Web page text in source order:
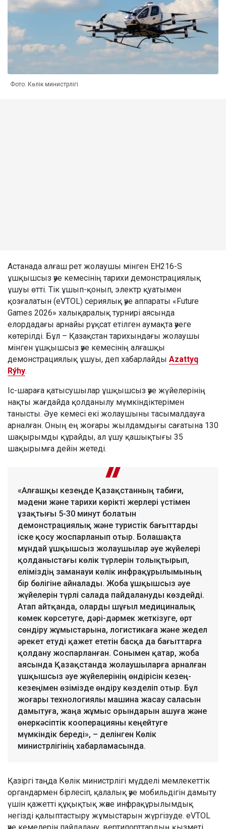
Фото: Көлік министрлігі
Астанада алғаш рет жолаушы мінген EH216-S
ұшқышсыз әуе кемесінің тарихи демонстрациялық
ұшуы өтті. Тік ұшып-қонып, электр қуатымен
қозғалатын (eVTOL) сериялық әуе аппараты «Future
Games 2026» халықаралық турнирі аясында
елордадағы арнайы рұқсат етілген аумақта әуеге
көтерілді. Бұл – Қазақстан тарихындағы жолаушы
мінген ұшқышсыз әуе кемесінің алғашқы
демонстрациялық ұшуы, деп хабарлайды Azattyq
Rýhy.
Іс-шараға қатысушылар ұшқышсыз әуе жүйелерінің
нақты жағдайда қолданылу мүмкіндіктерімен
танысты. Әуе кемесі екі жолаушыны тасымалдауға
арналған. Оның ең жоғары жылдамдығы сағатына 130
шақырымды құрайды, ал ұшу қашықтығы 35
шақырымға дейін жетеді.
«Алғашқы кезеңде Қазақстанның табиғи,
мәдени және тарихи көрікті жерлері үстімен
ұзақтығы 5-30 минут болатын
демонстрациялық және туристік бағыттарды
іске қосу жоспарланып отыр. Болашақта
мұндай ұшқышсыз жолаушылар әуе жүйелері
қолданыстағы көлік түрлерін толықтырып,
еліміздің заманауи көлік инфрақұрылымының
бір бөлігіне айналады. Жоба ұшқышсыз әуе
жүйелерін түрлі салада пайдалануды көздейді.
Атап айтқанда, оларды шұғыл медициналық
көмек көрсетуге, дәрі-дәрмек жеткізуге, өрт
сөндіру жұмыстарына, логистикаға және жедел
әрекет етуді қажет ететін басқа да бағыттарға
қолдану жоспарланған. Сонымен қатар, жоба
аясында Қазақстанда жолаушыларға арналған
ұшқышсыз әуе жүйелерінің өндірісін кезең-
кезеңімен өзімізде өндіру көзделіп отыр. Бұл
жоғары технологиялы машина жасау саласын
дамытуға, жаңа жұмыс орындарын ашуға және
өнеркәсіптік кооперацияны кеңейтуге
мүмкіндік береді», – делінген Көлік
министрлігінің хабарламасында.
Қазіргі таңда Көлік министрлігі мүдделі мемлекеттік
органдармен бірлесіп, қалалық әуе мобильдігін дамыту
үшін қажетті құқықтық және инфрақұрылымдық
негізді қалыптастыру жұмыстарын жүргізуде. eVTOL